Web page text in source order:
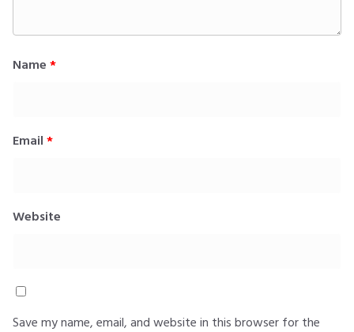
Name *
Email *
Website
Save my name, email, and website in this browser for the